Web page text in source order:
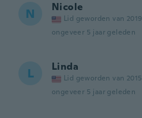
N Nicole
Lid geworden van 2019
ongeveer 5 jaar geleden
L Linda
Lid geworden van 2015
ongeveer 5 jaar geleden